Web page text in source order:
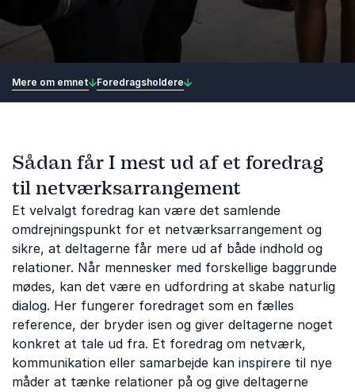
Mere om emnet Foredragsholdere
Sådan får I mest ud af et foredrag
til netværksarrangement
Et velvalgt foredrag kan være det samlende
omdrejningspunkt for et netværksarrangement og
sikre, at deltagerne får mere ud af både indhold og
relationer. Når mennesker med forskellige baggrunde
mødes, kan det være en udfordring at skabe naturlig
dialog. Her fungerer foredraget som en fælles
reference, der bryder isen og giver deltagerne noget
konkret at tale ud fra. Et foredrag om netværk,
kommunikation eller samarbejde kan inspirere til nye
måder at tænke relationer på og give deltagerne